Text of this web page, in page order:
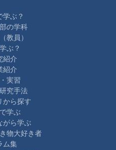
学ぶ？
の学科
教員）
ぶ？
紹介
紹介
実習
究手法
から探す
学ぶ
がら学ぶ
物大好き者
ム集